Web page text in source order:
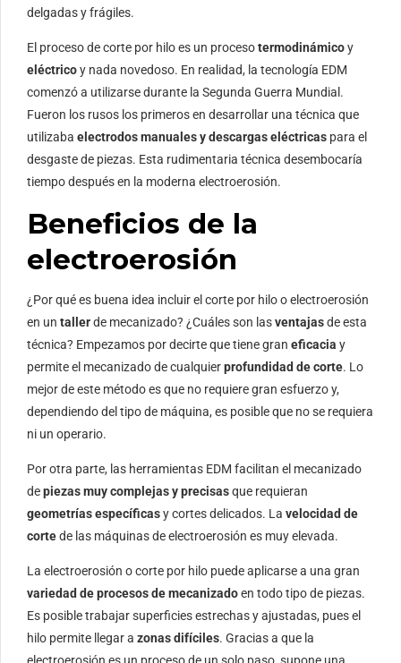
delgadas y frágiles.
El proceso de corte por hilo es un procesotermodinámicoy
eléctricoy nada novedoso. En realidad, la tecnología EDM
comenzó a utilizarse durante la Segunda Guerra Mundial.
Fueron los rusos los primeros en desarrollar una técnica que
utilizaba electrodos manuales y descargas eléctricas para el
desgaste de piezas. Esta rudimentaria técnica desembocaría
tiempo después en la moderna electroerosión.
Beneficios de la
electroerosión
¿Por qué es buena idea incluir el corte por hilo o electroerosión
en un tallerde mecanizado? ¿Cuáles son lasventajasde esta
técnica? Empezamos por decirte que tiene gran eficacia y
permite el mecanizado de cualquierprofundidad de corte. Lo
mejor de este método es que no requiere gran esfuerzo y,
dependiendo del tipo de máquina, es posible que no se requiera
ni un operario.
Por otra parte, las herramientas EDM facilitan el mecanizado
depiezas muy complejas y precisasque requieran
geometrías específicasy cortes delicados. La velocidad de
cortede las máquinas de electroerosión es muy elevada.
La electroerosión o corte por hilo puede aplicarse a una gran
variedad de procesos de mecanizadoen todo tipo de piezas.
Es posible trabajar superficies estrechas y ajustadas, pues el
hilo permite llegar a zonas difíciles. Gracias a que la
electroerosión es un proceso de un solo paso, supone una